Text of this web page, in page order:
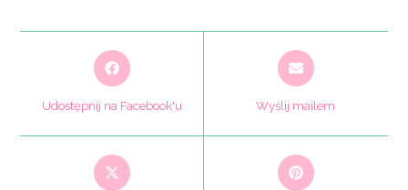
Opens
in
new
window
Udostępnij na Facebook'u
Opens
in
new
window
Wyślij mailem
Opens
in
Opens
in